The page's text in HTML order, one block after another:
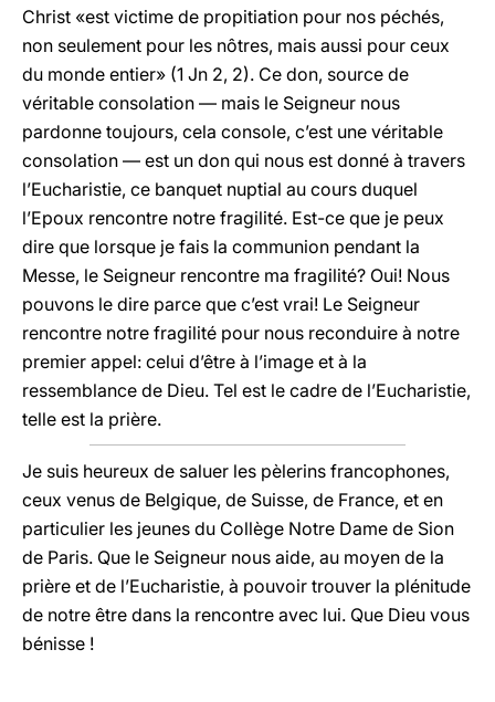
Christ «est victime de propitiation pour nos péchés,
non seulement pour les nôtres, mais aussi pour ceux
du monde entier» (1 Jn 2, 2). Ce don, source de
véritable consolation — mais le Seigneur nous
pardonne toujours, cela console, c’est une véritable
consolation — est un don qui nous est donné à travers
l’Eucharistie, ce banquet nuptial au cours duquel
l’Epoux rencontre notre fragilité. Est-ce que je peux
dire que lorsque je fais la communion pendant la
Messe, le Seigneur rencontre ma fragilité? Oui! Nous
pouvons le dire parce que c’est vrai! Le Seigneur
rencontre notre fragilité pour nous reconduire à notre
premier appel: celui d’être à l’image et à la
ressemblance de Dieu. Tel est le cadre de l’Eucharistie,
telle est la prière.
Je suis heureux de saluer les pèlerins francophones,
ceux venus de Belgique, de Suisse, de France, et en
particulier les jeunes du Collège Notre Dame de Sion
de Paris. Que le Seigneur nous aide, au moyen de la
prière et de l’Eucharistie, à pouvoir trouver la plénitude
de notre être dans la rencontre avec lui. Que Dieu vous
bénisse !